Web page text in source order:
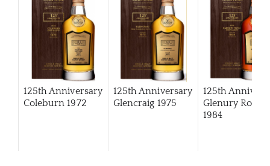
125th Anniversary
Coleburn 1972
125th Anniversary
Glencraig 1975
125th
Glenury Royal
1984